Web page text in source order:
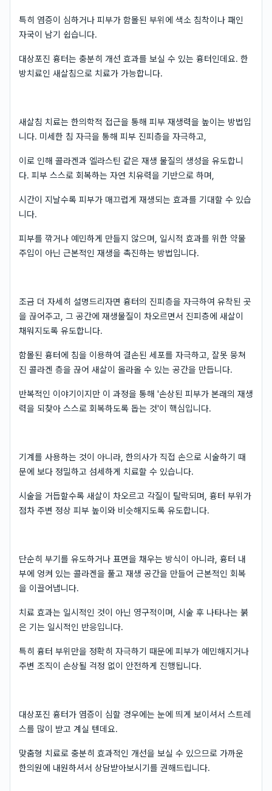
특히 염증이 심하거나 피부가 함몰된 부위에 색소 침착이나 패인
자국이 남기 쉽습니다.
대상포진 흉터는 충분히 개선 효과를 보실 수 있는 흉터인데요. 한
방치료인 새살침으로 치료가 가능합니다.
새살침 치료는 한의학적 접근을 통해 피부 재생력을 높이는 방법입
니다. 미세한 침 자극을 통해 피부 진피층을 자극하고,
이로 인해 콜라겐과 엘라스틴 같은 재생 물질의 생성을 유도합니
다. 피부 스스로 회복하는 자연 치유력을 기반으로 하며,
시간이 지날수록 피부가 매끄럽게 재생되는 효과를 기대할 수 있습
니다.
피부를 깎거나 예민하게 만들지 않으며, 일시적 효과를 위한 약물
주입이 아닌 근본적인 재생을 촉진하는 방법입니다.
조금 더 자세히 설명드리자면 흉터의 진피층을 자극하여 유착된 곳
을 끊어주고, 그 공간에 재생물질이 차오르면서 진피층에 새살이
채워지도록 유도합니다.
함몰된 흉터에 침을 이용하여 결손된 세포를 자극하고, 잘못 뭉쳐
진 콜라겐 층을 끊어 새살이 올라올 수 있는 공간을 만듭니다.
반복적인 이야기이지만 이 과정을 통해 '손상된 피부가 본래의 재생
력을 되찾아 스스로 회복하도록 돕는 것'이 핵심입니다.
기계를 사용하는 것이 아니라, 한의사가 직접 손으로 시술하기 때
문에 보다 정밀하고 섬세하게 치료할 수 있습니다.
시술을 거듭할수록 새살이 차오르고 각질이 탈락되며, 흉터 부위가
점차 주변 정상 피부 높이와 비슷해지도록 유도합니다.
단순히 부기를 유도하거나 표면을 채우는 방식이 아니라, 흉터 내
부에 엉켜 있는 콜라겐을 풀고 재생 공간을 만들어 근본적인 회복
을 이끌어냅니다.
치료 효과는 일시적인 것이 아닌 영구적이며, 시술 후 나타나는 붉
은 기는 일시적인 반응입니다.
특히 흉터 부위만을 정확히 자극하기 때문에 피부가 예민해지거나
주변 조직이 손상될 걱정 없이 안전하게 진행됩니다.
대상포진 흉터가 염증이 심할 경우에는 눈에 띄게 보이셔서 스트레
스를 많이 받고 계실 텐데요.
맞춤형 치료로 충분히 효과적인 개선을 보실 수 있으므로 가까운
한의원에 내원하셔서 상담받아보시기를 권해드립니다.